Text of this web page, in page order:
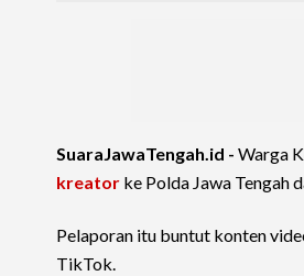
SuaraJawaTengah.id - Warga
kreator ke Polda Jawa Tengah
Pelaporan itu buntut konten
TikTok.